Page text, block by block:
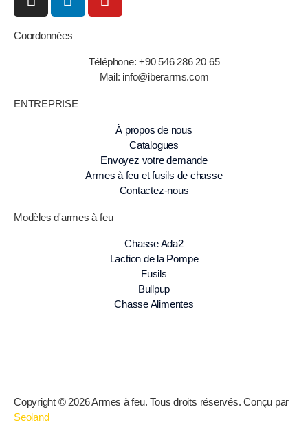
Coordonnées
Téléphone: +90 546 286 20 65
Mail: info@iberarms.com
ENTREPRISE
À propos de nous
Catalogues
Envoyez votre demande
Armes à feu et fusils de chasse
Contactez-nous
Modèles d'armes à feu
Chasse Ada2
Laction de la Pompe
Fusils
Bullpup
Chasse Alimentes
Copyright © 2026 Armes à feu. Tous droits réservés. Conçu par
Seoland